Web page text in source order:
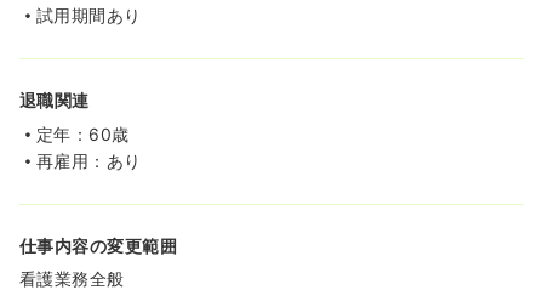
試用期間あり
退職関連
定年：60歳
再雇用：あり
仕事内容の変更範囲
看護業務全般